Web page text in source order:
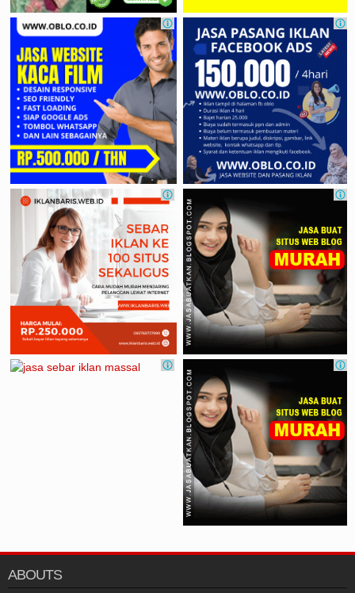
ABOUTS